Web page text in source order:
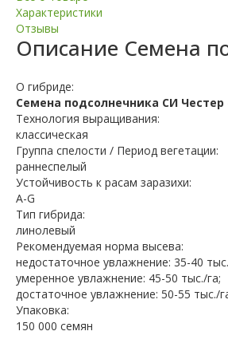
Характеристики
Отзывы
Описание Семена
О гибриде:
Семена подсолнечника СИ Честер
Технология выращивания:
классическая
Группа спелости / Период вегетации:
раннеспелый
Устойчивость к расам заразихи:
A-G
Тип гибрида:
линолевый
Рекомендуемая норма высева:
недостаточное увлажнение: 35-40
умеренное увлажнение: 45-50 тыс./га;
достаточное увлажнение: 50-55 тыс./
Упаковка:
150 000 семян